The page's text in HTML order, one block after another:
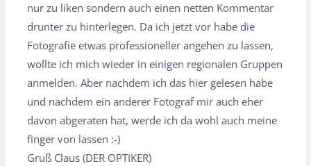
nur zu liken sondern auch einen netten Kommentar
drunter zu hinterlegen. Da ich jetzt vor habe die
Fotografie etwas professioneller angehen zu lassen,
wollte ich mich wieder in einigen regionalen Gruppen
anmelden. Aber nachdem ich das hier gelesen habe
und nachdem ein anderer Fotograf mir auch eher
davon abgeraten hat, werde ich da wohl auch meine
finger von lassen :-)
Gruß Claus (DER OPTIKER)